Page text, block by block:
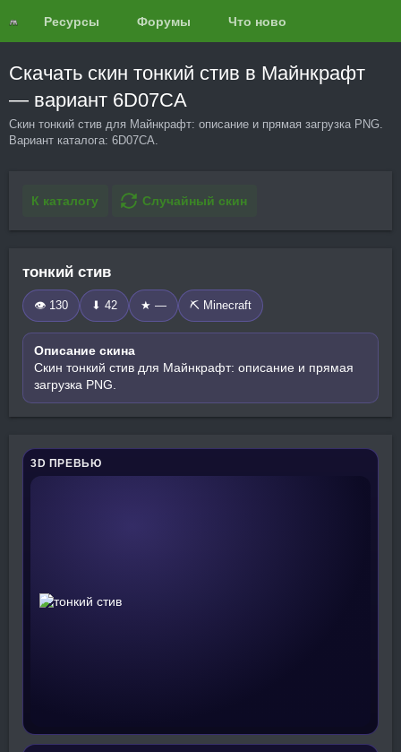
Ресурсы Форумы Что нового?
Скачать скин тонкий стив в Майнкрафт
— вариант 6D07CA
Скин тонкий стив для Майнкрафт: описание и прямая загрузка PNG.
Вариант каталога: 6D07CA.
К каталогу Случайный скин
тонкий стив
👁 130 ⬇ 42 ★ — ⛏️ Minecraft
Описание скина
Скин тонкий стив для Майнкрафт: описание и прямая
загрузка PNG.
3D ПРЕВЬЮ